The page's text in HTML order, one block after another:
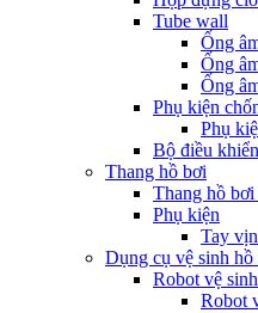
Tube wall
Ống
Ống
Ống
Phụ kiện
Phụ
Bộ điều
Thang hồ bơi
Thang hồ
Phụ kiện
Tay vịn
Dụng cụ vệ sinh hồ
Robot vệ
Robot